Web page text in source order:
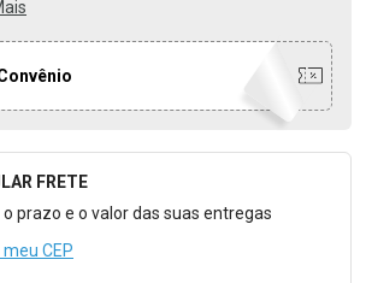
Calcular o Frete
FRETE
o prazo e o valor das suas entregas
meu CEP